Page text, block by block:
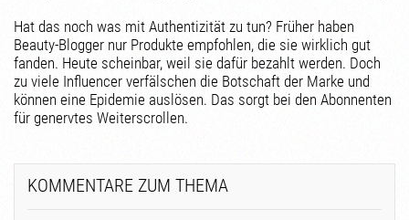
Hat das noch was mit Authentizität zu tun? Früher haben
Beauty-Blogger nur Produkte empfohlen, die sie wirklich gut
fanden. Heute scheinbar, weil sie dafür bezahlt werden. Doch
zu viele Influencer verfälschen die Botschaft der Marke und
können eine Epidemie auslösen. Das sorgt bei den Abonnenten
für genervtes Weiterscrollen.
KOMMENTARE ZUM THEMA